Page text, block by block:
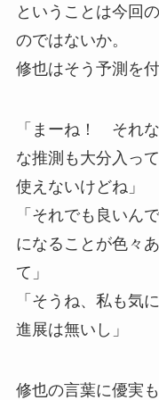
ということは今回
のではないか。
修也はそう予測を
「まーね！ それ
な推測も大分入っ
使えないけどね」
「それでも良い
になることが色々
て」
「そうね、私も気
進展は無いし」
修也の言葉に優実